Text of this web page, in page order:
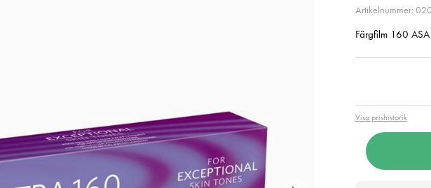
Artikelnummer:
Färgfilm 160
Visa prishistorik